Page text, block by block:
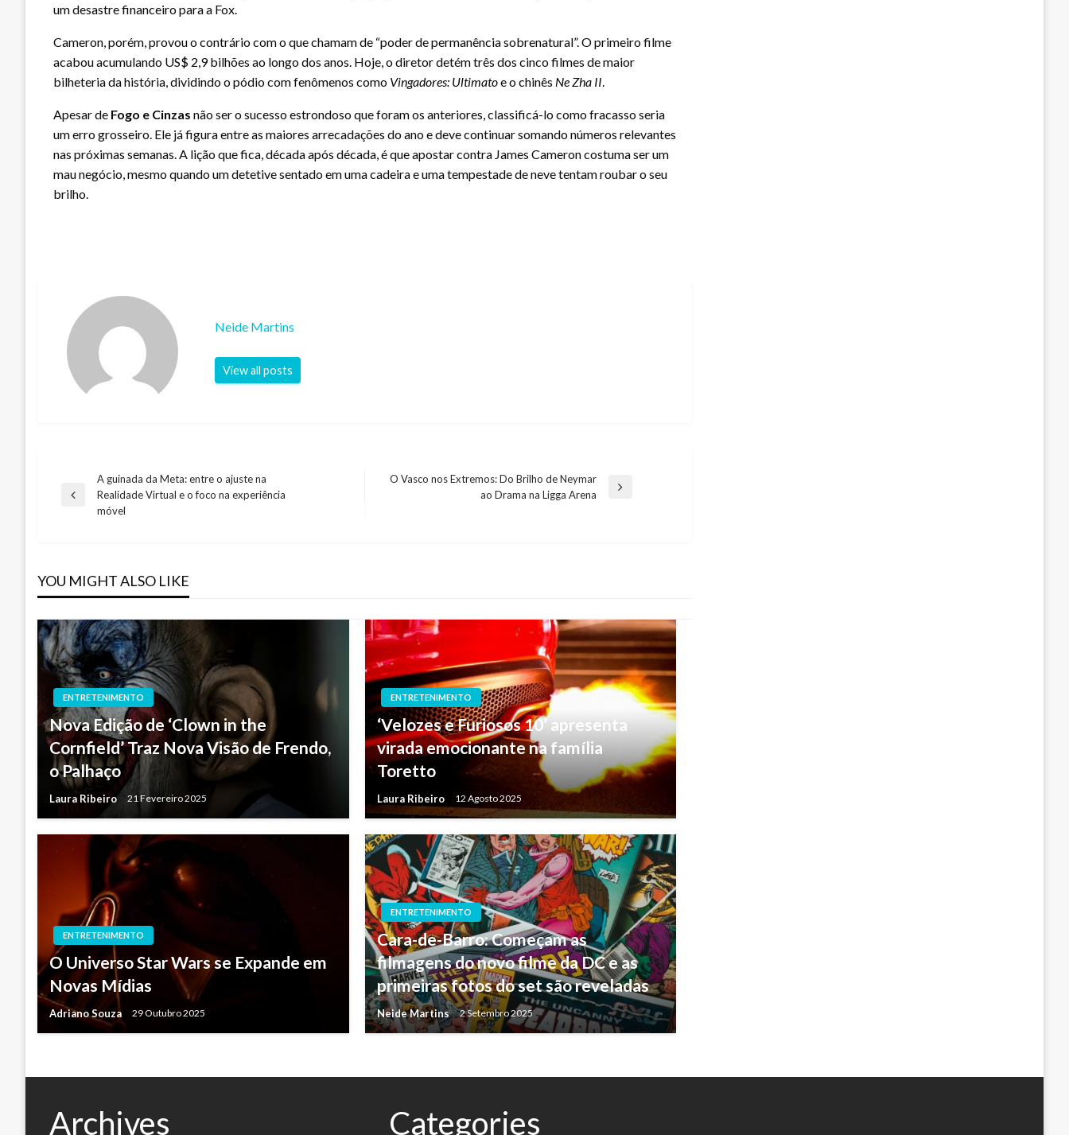
um desastre financeiro para a Fox.
Cameron, porém, provou o contrário com o que chamam de “poder de permanência sobrenatural”. O primeiro filme
acabou acumulando US$ 2,9 bilhões ao longo dos anos. Hoje, o diretor detém três dos cinco filmes de maior
bilheteria da história, dividindo o pódio com fenômenos como Vingadores: Ultimatoe o chinês Ne Zha II.
Apesar de Fogo e Cinzas não ser o sucesso estrondoso que foram os anteriores, classificá-lo como fracasso seria
um erro grosseiro. Ele já figura entre as maiores arrecadações do ano e deve continuar somando números relevantes
nas próximas semanas. A lição que fica, década após década, é que apostar contra James Cameron costuma ser um
mau negócio, mesmo quando um detetive sentado em uma cadeira e uma tempestade de neve tentam roubar o seu
brilho.
Neide Martins
View all posts
Navegação
artigos
Previous
A guinada da Meta: entre o ajuste na
Realidade Virtual e o foco na experiência
móvel
O Vasco nos Extremos: Do Brilho de Neymar
ao Drama na Ligga Arena
YOU MIGHT ALSO LIKE
ENTRETENIMENTO
Nova Edição de ‘Clown in the
Cornfield’ Traz Nova Visão de Frendo,
o Palhaço
Laura Ribeiro 21 Fevereiro 2025
ENTRETENIMENTO
‘Velozes e Furiosos 10’ apresenta
virada emocionante na família
Toretto
Laura Ribeiro 12 Agosto 2025
ENTRETENIMENTO
O Universo Star Wars se Expande em
Novas Mídias
Adriano Souza 29 Outubro 2025
ENTRETENIMENTO
Cara-de-Barro: Começam as
filmagens do novo filme da DC e as
primeiras fotos do set são reveladas
Neide Martins 2 Setembro 2025
Archives Categories